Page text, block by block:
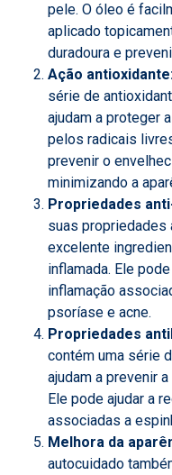
pele. O óleo é
aplicado
duradoura e
Ação
série de
ajudam a proteger
pelos radicais
prevenir o
minimizando a
Propriedades
suas propriedades
excelente
inflamada. Ele
inflamação
psoríase e acne.
Propriedades
contém uma série
ajudam a prevenir
Ele pode ajudar a
associadas a
Melhora da
autocuidado